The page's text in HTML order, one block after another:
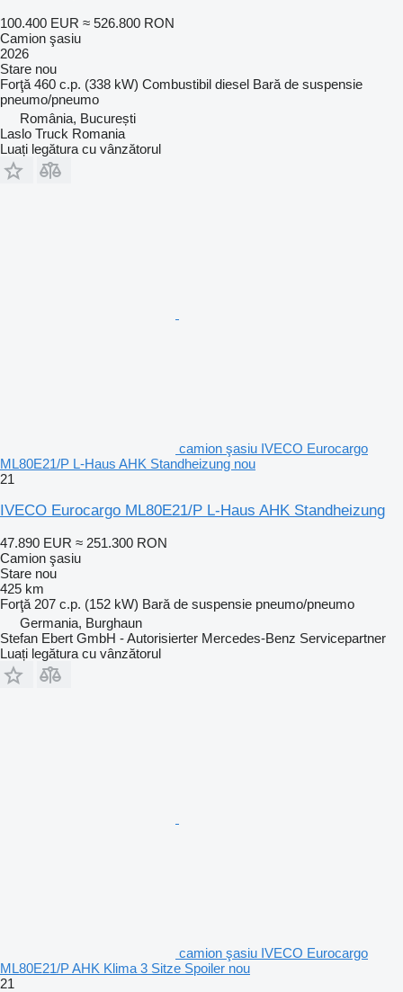
100.400 EUR ≈ 526.800 RON
Camion şasiu
2026
Stare nou
Forţă 460 c.p. (338 kW) Combustibil diesel Bară de suspensie
pneumo/pneumo
România, București
Laslo Truck Romania
Luați legătura cu vânzătorul
camion şasiu IVECO Eurocargo
ML80E21/P L-Haus AHK Standheizung nou
21
IVECO Eurocargo ML80E21/P L-Haus AHK Standheizung
47.890 EUR ≈ 251.300 RON
Camion şasiu
Stare nou
425 km
Forţă 207 c.p. (152 kW) Bară de suspensie pneumo/pneumo
Germania, Burghaun
Stefan Ebert GmbH - Autorisierter Mercedes-Benz Servicepartner
Luați legătura cu vânzătorul
camion şasiu IVECO Eurocargo
ML80E21/P AHK Klima 3 Sitze Spoiler nou
21